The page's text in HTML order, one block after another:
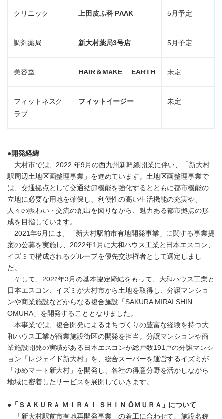
クリニック 上田皮ふ科 PΛΛK 5月予定
調剤薬局 新大村薬局3号店 5月予定
美容室 HAIR＆MAKE EARTH 未定
フィットネスク
ラブ
フィットイージー 未定
●開発経緯
大村市では、2022 年9月の西九州新幹線開業に伴い、「新大村
駅周辺土地区画整理事業」を進めています。土地区画整理事業で
は、交通拠点として交通結節機能を強化するとともに都市機能の
立地に必要な用地を確保し、利便性の高い生活機能の充実や、
人々の賑わい・交流の創出を図りながら、魅力ある都市拠点の形
成を目指しています。
2021年6月には、「新大村駅前市有地開発事業」に関する事業提
案の公募を実施し、2022年1月に大和ハウス工業と日本エスコン、
イズミで構成されるグループを優先交渉権者として選定しまし
た。
そして、2022年3月の基本協定締結をもって、大和ハウス工業と
日本エスコン、イズミが大村市から土地を取得し、分譲マンショ
ンや商業施設などからなる複合施設「SAKURA MIRAI SHIN
ŌMURA」を開発することとなりました。
本事業では、複合開発によるまちづくりの豊富な経験を持つ大
和ハウス工業が商業施設街区の開発を担当。分譲マンションや商
業施設開発の実績がある日本エスコンが総戸数191戸の分譲マンシ
ョン「レジェイド新大村」を、総合スーパーを運営するイズミが
「ゆめマート新大村」を開発し、各社の得意分野を活かしながら
地域に密着したサービスを展開していきます。
●「ＳＡＫＵＲＡ ＭＩＲＡＩ ＳＨＩＮ ǑＭＵＲＡ」について
「新大村駅前市有地再開発事業」の着工に合わせて、施設名称